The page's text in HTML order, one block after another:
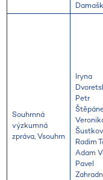
Souhrnná
výzkumná
zpráva, Vsouhrn
Iryna
Petr
Radim
Adam
Pavel